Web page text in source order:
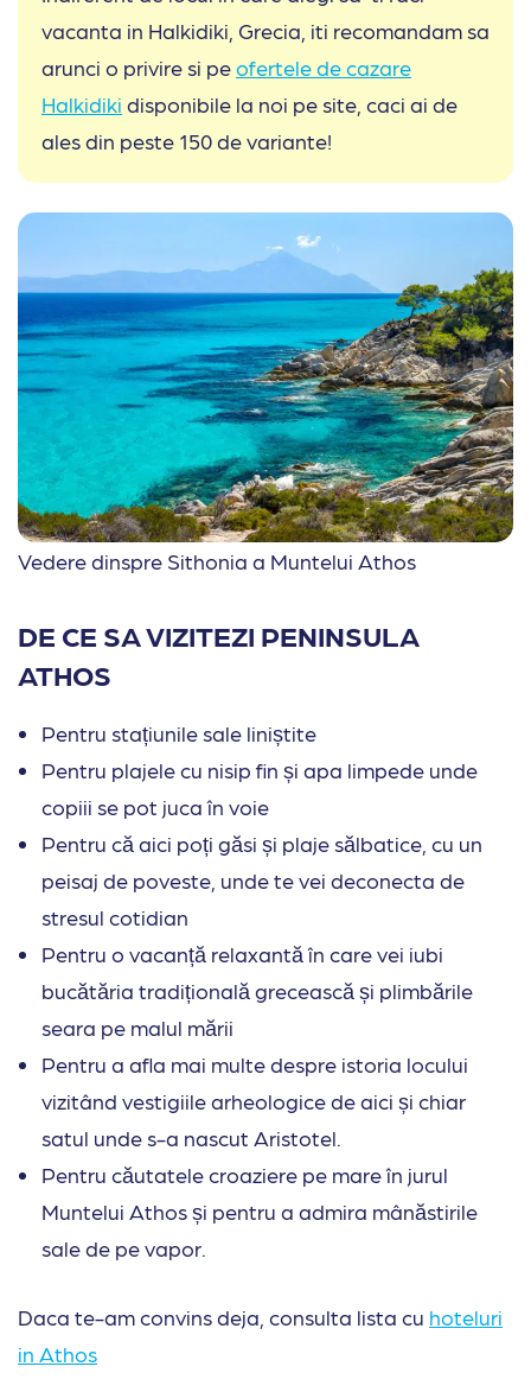
vacanta in Halkidiki, Grecia, iti recomandam sa
arunci o privire si peofertele de cazare
Halkidiki disponibile la noi pe site, caci ai de
ales din peste 150 de variante!
Vedere dinspre Sithonia a Muntelui Athos
DE CE SA VIZITEZI PENINSULA
ATHOS
Pentru stațiunile sale liniștite
Pentru plajele cu nisip fin și apa limpede unde
copiii se pot juca în voie
Pentru că aici poți găsi și plaje sălbatice, cu un
peisaj de poveste, unde te vei deconecta de
stresul cotidian
Pentru o vacanță relaxantă în care vei iubi
bucătăria tradițională grecească și plimbările
seara pe malul mării
Pentru a afla mai multe despre istoria locului
vizitând vestigiile arheologice de aici și chiar
satul unde s-a nascut Aristotel.
Pentru căutatele croaziere pe mare în jurul
Muntelui Athos și pentru a admira mânăstirile
sale de pe vapor.
Daca te-am convins deja, consulta lista cu hoteluri
in Athos